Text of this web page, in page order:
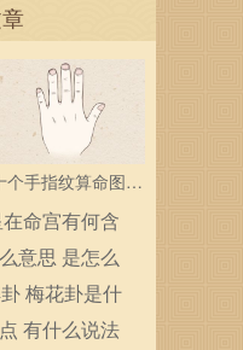
个手指纹算命图解
析指纹算命是什么
命宫有何含
意思 是怎么
梅花卦是什
有什么说法